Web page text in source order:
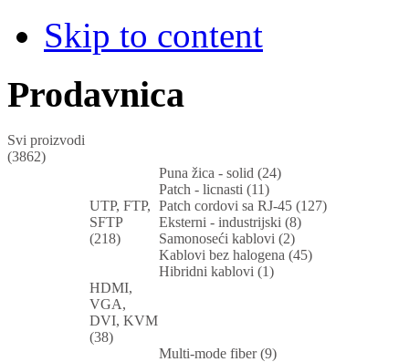
Skip to content
Prodavnica
Svi proizvodi
(3862)
UTP, FTP,
SFTP
(218)
Puna žica - solid (24)
Patch - licnasti (11)
Patch cordovi sa RJ-45 (127)
Eksterni - industrijski (8)
Samonoseći kablovi (2)
Kablovi bez halogena (45)
Hibridni kablovi (1)
HDMI,
VGA,
DVI, KVM
(38)
Multi-mode fiber (9)